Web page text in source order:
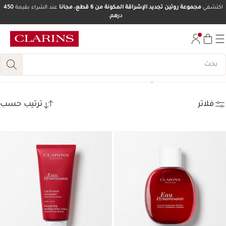
انتقل إلى أسفل الصفحة
اكتشفيمجموعة روتين تجديد الإشراقة المكونة من 6 قطع، مجانا عند الشراء بقيمة450
درهم.
أروما - خصم 20% (24)
فلاتر ترتيب حسب